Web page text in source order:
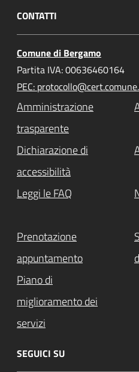
CONTATTI
Comune di Bergamo
Partita IVA: 00636460164
PEC:
Amministrazione
trasparente
Dichiarazione di
accessibilità
Leggi le FAQ
Prenotazione
appuntamento
Piano di
miglioramento dei
servizi
SEGUICI SU